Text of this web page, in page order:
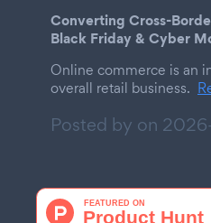
Converting Cross-
Black Friday & Cyber
Online commerce is an
overall retail business.
Posted by on